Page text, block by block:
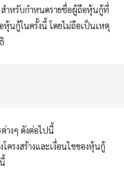
ำหรับกำหนดรายชื่อผู้ถือหุ้นกู้ที่
หุ้นกู้ในครั้งนี้ โดยไม่ถือเป็นเหตุ
างๆ ดังต่อไปนี้
ครงสร้างและเงื่อนไขของหุ้นกู้